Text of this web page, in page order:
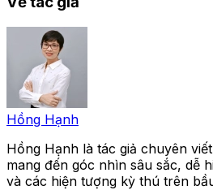
Hồng Hạnh
Hồng Hạnh là tác giả chuyên
mang đến góc nhìn sâu sắc, dễ
và các hiện tượng kỳ thú trên